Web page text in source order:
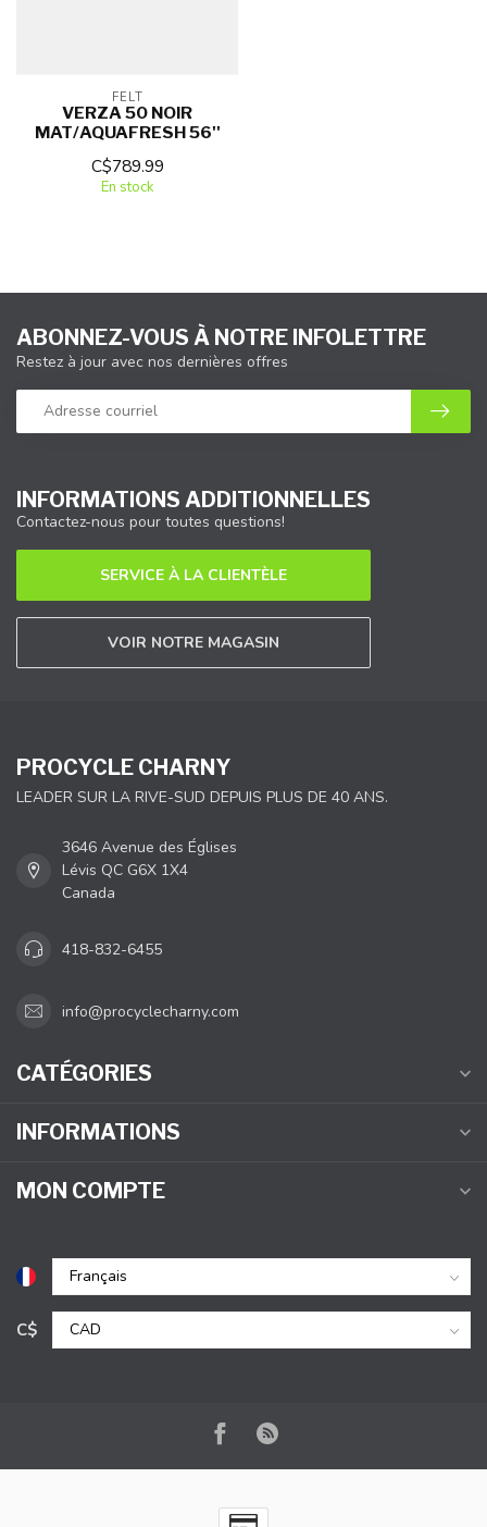
FELT
VERZA 50 NOIR
MAT/AQUAFRESH 56''
C$789.99
En stock
INFORMATIONS ADDITIONNELLES
Contactez-nous pour toutes questions!
SERVICE À LA CLIENTÈLE
VOIR NOTRE MAGASIN
ABONNEZ-VOUS À NOTRE INFOLETTRE
Restez à jour avec nos dernières offres
PROCYCLE CHARNY
LEADER SUR LA RIVE-SUD DEPUIS PLUS DE 40 ANS.
3646 Avenue des Églises
Lévis QC G6X 1X4
Canada
418-832-6455
info@procyclecharny.com
CATÉGORIES
INFORMATIONS
MON COMPTE
C$